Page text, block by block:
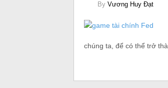
By Vương Huy Đạt
chúng ta, để có thể trở